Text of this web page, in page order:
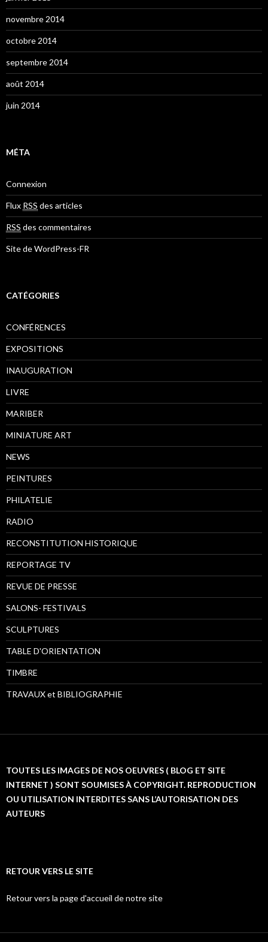
novembre 2014
octobre 2014
septembre 2014
août 2014
juin 2014
MÉTA
Connexion
Flux RSS des articles
RSS des commentaires
Site de WordPress-FR
CATÉGORIES
CONFÉRENCES
EXPOSITIONS
INAUGURATION
LIVRE
MARIBER
MINIATURE ART
NEWS
PEINTURES
PHILATELIE
RADIO
RECONSTITUTION HISTORIQUE
REPORTAGE TV
REVUE DE PRESSE
SALONS- FESTIVALS
SCULPTURES
TABLE D'ORIENTATION
TIMBRE
TRAVAUX et BIBLIOGRAPHIE
TOUTES LES IMAGES DE NOS OEUVRES ( BLOG ET SITE
INTERNET ) SONT SOUMISES À COPYRIGHT. REPRODUCTION
OU UTILISATION INTERDITES SANS L’AUTORISATION DES
AUTEURS
RETOUR VERS LE SITE
Retour vers la page d'accueil de notre site